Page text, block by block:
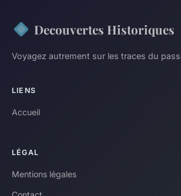
Decouvertes Historiques
Voyagez autrement sur les traces du
LIENS
Accueil
LÉGAL
Mentions légales